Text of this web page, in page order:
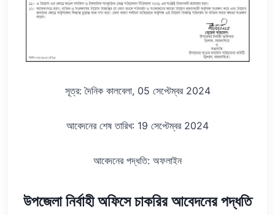
সূত্র: দৈনিক কালবেলা, 05 সেপ্টেম্বর 2024
আবেদনের শেষ তারিখ: 19 সেপ্টেম্বর 2024
আবেদনের পদ্ধতি: অফলাইন
উপজেলা নির্বাহী অফিসে চাকরির আবেদনের পদ্ধতি